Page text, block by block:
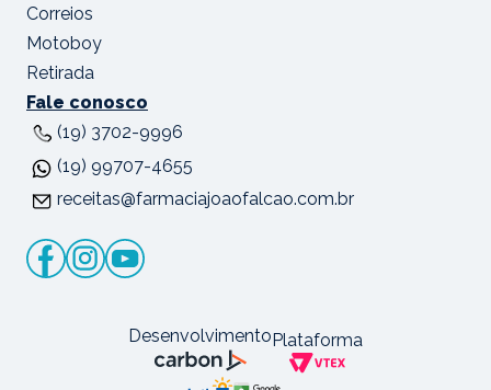
Correios
Motoboy
Retirada
Fale conosco
(19) 3702-9996
(19) 99707-4655
receitas@farmaciajoaofalcao.com.br
DesenvolvimentoPlataforma